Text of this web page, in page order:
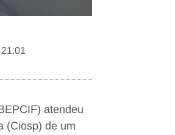
21:01
atendeu
(Ciosp) de um